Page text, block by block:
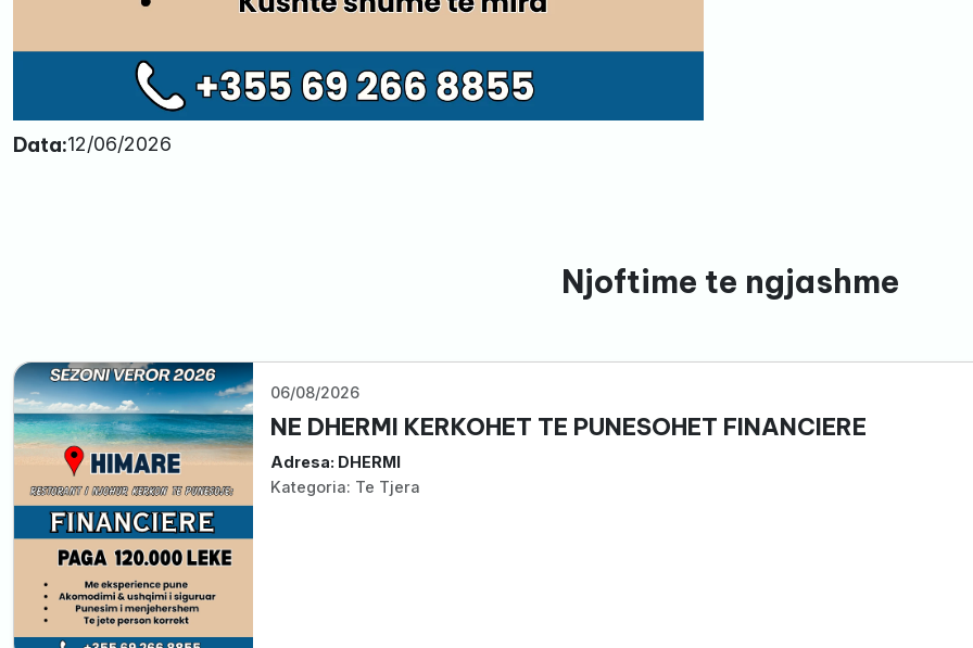
Data:12/06/2026
Njoftime te ngjashme
06/08/2026
NE DHERMI KERKOHET TE PUNESOHET FINANCIERE
Adresa: DHERMI
Kategoria: Te Tjera